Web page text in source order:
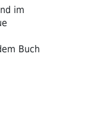
im
Buch